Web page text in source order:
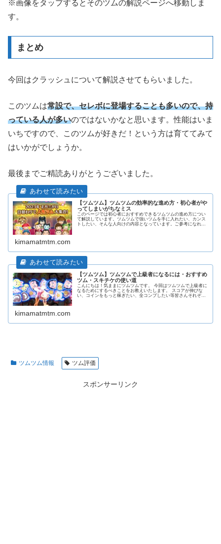
※画像をタップするとそのツムの解説ページへ移動しま
す。
まとめ
今回はクラッシュについて解説させてもらいました。
このツムは常設で、セレボに登場することも多いので、持
っている人が多いのではないかなと思います。性能はいま
いちですので、このツムが好きだ！という方は育ててみて
はいかがでしょうか。
最後までご精読ありがとうございました。
【ツムツム】ツムツムの効率的な進め方・初心者がや
ってしまいがちなミス
このページでは初心者におすすめできるツムツムの進め方につい
て解説しています。ツムツムで強いツムを手に入れたい、カンス
トしたい、そんな人向けの内容となっています。ご参考になれば
kimamatmtm.com
【ツムツム】ツムツムで上級者になるには・おすすめ
ツム・スキチケの使い道
こんにちは！気ままにツムツムです。 今回はツムツムで上級者に
なるためにするべきことをお教えいたします。 スコアが伸びな
い、コインをもっと稼ぎたい、全コンプしたい等皆さんそれぞれ
kimamatmtm.com
ツムツム情報 ツム評価
スポンサーリンク